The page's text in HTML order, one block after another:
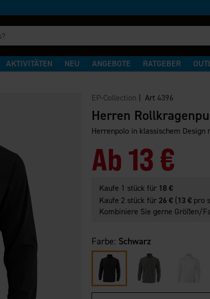
AKTIVITÄTEN NEU ANGEBOTE RATGEBER
EP-Collection | Art4396
Herren
Herrenpolo in klassischem
Ab 13 €
Kaufe 1 stück für 18 €
Kaufe 2 stück für 26 € (13 € pro
Kombiniere Sie gerne Größen/
Farbe: Schwarz